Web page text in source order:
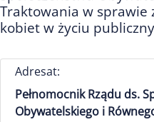
Traktowania w sprawie
kobiet w życiu
Adresat:
Pełnomocnik Rządu ds.
Obywatelskiego i